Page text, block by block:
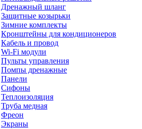
Дренажный шланг
Защитные козырьки
Зимние комплекты
Кронштейны для кондиционеров
Кабель и провод
Wi-Fi модули
Пульты управления
Помпы дренажные
Панели
Сифоны
Теплоизоляция
Труба медная
Фреон
Экраны